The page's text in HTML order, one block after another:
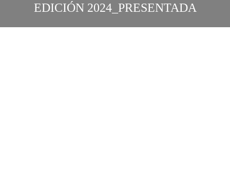
EDICIÓN 2024_ PRESENTADA